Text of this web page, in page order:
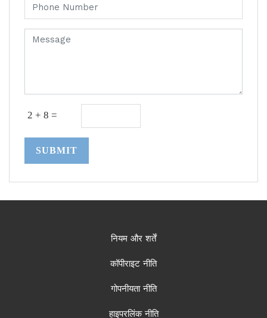
2 + 8 =
SUBMIT
नियम और शर्तें
कॉपीराइट नीति
गोपनीयता नीति
हाइपरलिंक नीति